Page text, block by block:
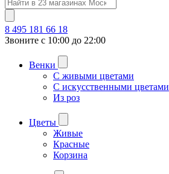
8 495 181 66 18
Звоните с 10:00 до 22:00
Венки
С живыми цветами
С искусственными цветами
Из роз
Цветы
Живые
Красные
Корзина